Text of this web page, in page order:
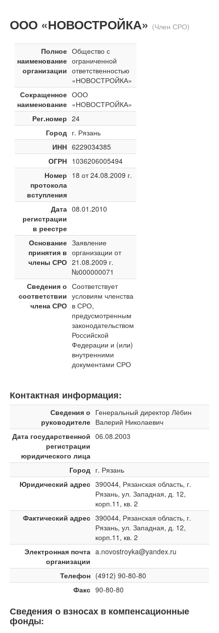
ООО «НОВОСТРОЙКА» (Член СРО)
Полное
наименование
организации
Общество с
ограниченной
ответственностью
«НОВОСТРОЙКА»
Сокращенное
наименование
ООО
«НОВОСТРОЙКА»
Рег.номер 24
Город г. Рязань
ИНН 6229034385
ОГРН 1036206005494
Номер
протокола
вступления
18 от 24.08.2009 г.
Дата
регистрации
в реестре
08.01.2010
Основание
принятия в
члены СРО
Заявление
организации от
21.08.2009 г.
№000000071
Сведения о
соответствии
члена СРО
Соответствует
условиям членства
в СРО,
предусмотренным
законодательством
Российской
Федерации и (или)
внутренними
документами СРО
Контактная информация:
Сведения о
руководителе
Генеральный директор Лёбин
Валерий Николаевич
Дата государственной
регистрации
юридического лица
06.08.2003
Город г. Рязань
Юридический адрес 390044, Рязанская область, г.
Рязань, ул. Западная, д. 12,
корп.11, кв. 2
Фактический адрес 390044, Рязанская область, г.
Рязань, ул. Западная, д. 12,
корп.11, кв. 2
Электронная почта
организации
a.novostroyka@yandex.ru
Телефон (4912) 90-80-80
Факс 90-80-80
Сведения о взносах в компенсационные
фонды: